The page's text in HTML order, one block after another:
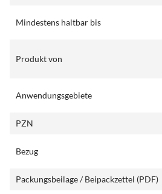
Mindestens haltbar bis
Produkt von
Anwendungsgebiete
PZN
Bezug
Packungsbeilage / Beipackzettel (PDF)